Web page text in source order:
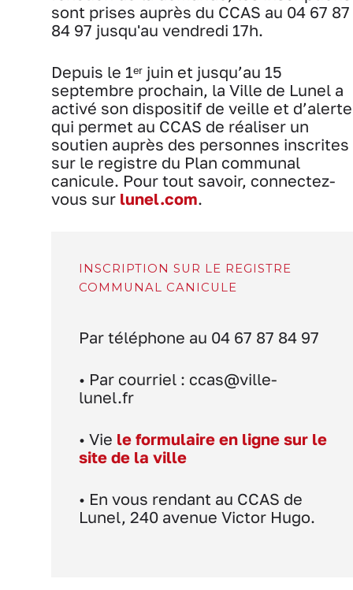
sont prises auprès du CCAS au 04 67 87
84 97 jusqu'au vendredi 17h.
Depuis le 1ᵉʳ juin et jusqu’au 15
septembre prochain, la Ville de Lunel a
activé son dispositif de veille et d’alerte
qui permet au CCAS de réaliser un
soutien auprès des personnes inscrites
sur le registre du Plan communal
canicule. Pour tout savoir, connectez-
vous sur lunel.com.
INSCRIPTION SUR LE REGISTRE
COMMUNAL CANICULE
Par téléphone au 04 67 87 84 97
• Par courriel : ccas@ville-
lunel.fr
• Vie le formulaire en ligne sur le
site de la ville
• En vous rendant au CCAS de
Lunel, 240 avenue Victor Hugo.